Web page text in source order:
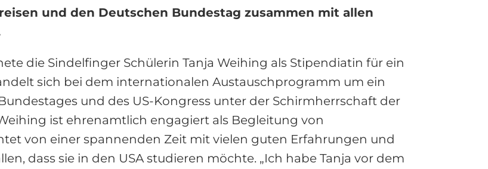
und den Deutschen Bundestag zusammen mit allen
die Sindelfinger Schülerin Tanja Weihing als Stipendiatin für ein
sich bei dem internationalen Austauschprogramm um ein
und des US-Kongress unter der Schirmherrschaft der
ist ehrenamtlich engagiert als Begleitung von
von einer spannenden Zeit mit vielen guten Erfahrungen und
dass sie in den USA studieren möchte. „Ich habe Tanja vor dem